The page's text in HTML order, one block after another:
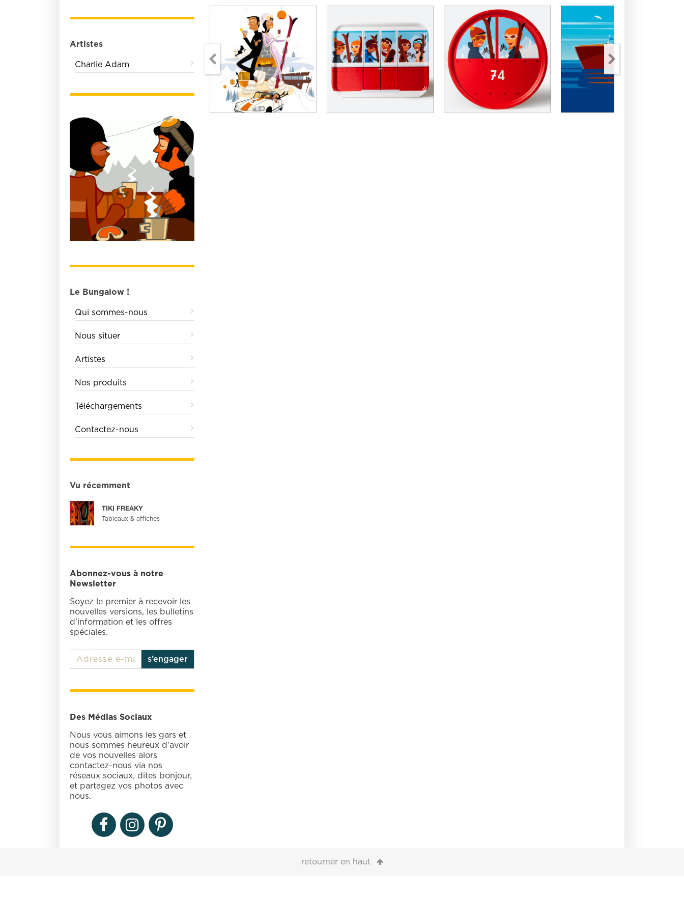
Artistes
Charlie Adam
Le Bungalow !
Qui sommes-nous
Nous situer
Artistes
Nos produits
Téléchargements
Contactez-nous
Vu récemment
TIKI FREAKY
Tableaux & affiches
Abonnez-vous à notre
Newsletter
Soyez le premier à recevoir les
nouvelles versions, les bulletins
d'information et les offres
spéciales.
s’engager
Des Médias Sociaux
Nous vous aimons les gars et
nous sommes heureux d'avoir
de vos nouvelles alors
contactez-nous via nos
réseaux sociaux, dites bonjour,
et partagez vos photos avec
nous.
retourner en haut